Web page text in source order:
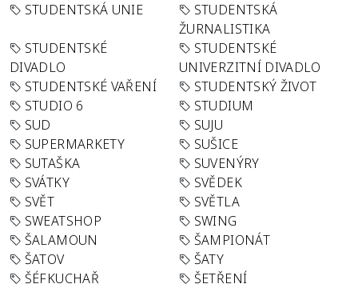
STUDENTSKÁ UNIE
STUDENTSKÁ
ŽURNALISTIKA
STUDENTSKÉ
DIVADLO
STUDENTSKÉ
UNIVERZITNÍ DIVADLO
STUDENTSKÉ VAŘENÍ
STUDENTSKÝ ŽIVOT
STUDIO 6
STUDIUM
SUD
SUJU
SUPERMARKETY
SUŠICE
SUTAŠKA
SUVENÝRY
SVÁTKY
SVĚDEK
SVĚT
SVĚTLA
SWEATSHOP
SWING
ŠALAMOUN
ŠAMPIONÁT
ŠATOV
ŠATY
ŠÉFKUCHAŘ
ŠETŘENÍ